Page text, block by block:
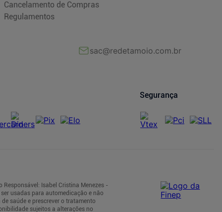
Cancelamento de Compras
Regulamentos
sac@redetamoio.com.br
Segurança
Isabel Cristina Menezes -
usadas para automedicação e não
saúde e prescrever o tratamento
sujeitos a alterações no